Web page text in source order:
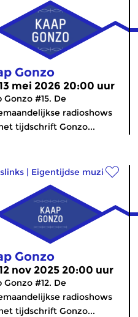
Gonzo
mei 2026 20:00 uur
Gonzo #15. De
radioshows
tijdschrift Gonzo...
| Eigentijdse muziek
Gonzo
nov 2025 20:00 uur
Gonzo #12. De
radioshows
tijdschrift Gonzo...